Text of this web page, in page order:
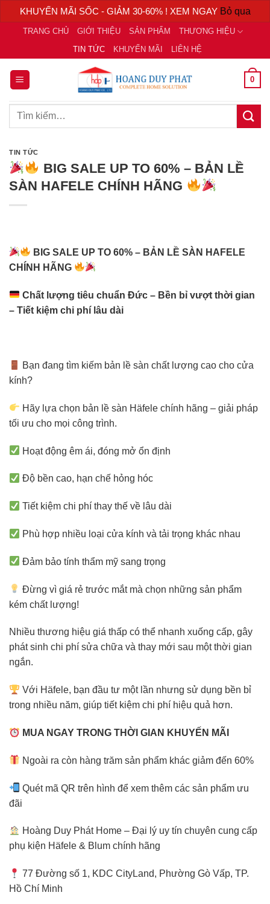
KHUYẾN MÃI SỐC - GIẢM 30-60% ! XEM NGAY Bỏ qua
Chuyển
nội
dung
TRANG CHỦ GIỚI THIỆU SẢN PHẨM
THƯƠNG HIỆU
TIN TỨC
KHUYẾN MÃI LIÊN HỆ
0
Tìm
TIN TỨC
BIG SALE UP TO 60% – BẢN LỀ
SÀN HAFELE CHÍNH HÃNG
BIG SALE UP TO 60% – BẢN LỀ SÀN HAFELE
CHÍNH HÃNG
Chất lượng tiêu chuẩn Đức – Bền bỉ vượt thời gian
– Tiết kiệm chi phí lâu dài
Bạn đang tìm kiếm bản lề sàn chất lượng cao cho cửa
kính?
Hãy lựa chọn bản lề sàn Häfele chính hãng – giải pháp
tối ưu cho mọi công trình.
Hoạt động êm ái, đóng mở ổn định
Độ bền cao, hạn chế hỏng hóc
Tiết kiệm chi phí thay thế về lâu dài
Phù hợp nhiều loại cửa kính và tải trọng khác nhau
Đảm bảo tính thẩm mỹ sang trọng
Đừng vì giá rẻ trước mắt mà chọn những sản phẩm
kém chất lượng!
Nhiều thương hiệu giá thấp có thể nhanh xuống cấp, gây
phát sinh chi phí sửa chữa và thay mới sau một thời gian
ngắn.
Với Häfele, bạn đầu tư một lần nhưng sử dụng bền bỉ
trong nhiều năm, giúp tiết kiệm chi phí hiệu quả hơn.
MUA NGAY TRONG THỜI GIAN KHUYẾN MÃI
Ngoài ra còn hàng trăm sản phẩm khác giảm đến 60%
Quét mã QR trên hình để xem thêm các sản phẩm ưu
đãi
Hoàng Duy Phát Home – Đại lý uy tín chuyên cung cấp
phụ kiện Häfele & Blum chính hãng
77 Đường số 1, KDC CityLand, Phường Gò Vấp, TP.
Hồ Chí Minh